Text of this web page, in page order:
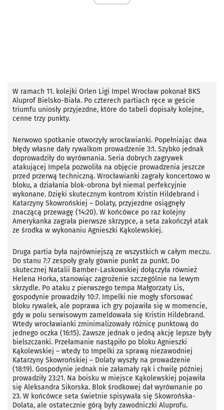
W ramach 11. kolejki Orlen Ligi Impel Wrocław pokonał BKS
Aluprof Bielsko-Biała. Po czterech partiach ręce w geście
triumfu uniosły przyjezdne, które do tabeli dopisały kolejne,
cenne trzy punkty.
Nerwowo spotkanie otworzyły wrocławianki. Popełniając dwa
błędy własne dały rywalkom prowadzenie 3:1. Szybko jednak
doprowadziły do wyrównania. Seria dobrych zagrywek
atakującej Impela pozwoliła na objęcie prowadzenia jeszcze
przed przerwą techniczną. Wrocławianki zagrały koncertowo w
bloku, a działania blok-obrona był niemal perfekcyjnie
wykonane. Dzięki skutecznym kontrom Kristin Hildebrand i
Katarzyny Skowrońskiej – Dolaty, przyjezdne osiągnęły
znaczącą przewagę (14:20). W końcówce po raz kolejny
Amerykanka zagrała pierwsze skrzypce, a seta zakończył atak
ze środka w wykonaniu Agnieszki Kąkolewskiej.
Druga partia była najrówniejszą ze wszystkich w całym meczu.
Do stanu 7:7 zespoły grały gównie punkt za punkt. Do
skutecznej Natalii Bamber-Laskowskiej dołączyła również
Helena Horka, stanowiąc zagrożenie szczególnie na lewym
skrzydle. Po ataku z pierwszego tempa Małgorzaty Lis,
gospodynie prowadziły 10:7. Impelki nie mogły sforsować
bloku rywalek, ale poprawa ich gry pojawiła się w momencie,
gdy w polu serwisowym zameldowała się Kristin Hildebrand.
Wtedy wrocławianki zminimalizowały różnicę punktową do
jednego oczka (16:15). Zawsze jednak o jedną akcję lepsze były
bielszczanki. Przełamanie nastąpiło po bloku Agnieszki
Kąkolewskiej – wtedy to Impelki za sprawą niezawodniej
Katarzyny Skowrońskiej – Dolaty wyszły na prowadzenie
(18:19). Gospodynie jednak nie załamały rąk i chwilę później
prowadziły 23:21. Na boisku w miejsce Kąkolewskiej pojawiła
się Aleksandra Sikorska. Blok środkowej dał wyrównanie po
23. W końcówce seta świetnie spisywała się Skowrońska-
Dolata, ale ostatecznie górą były zawodniczki Aluprofu.